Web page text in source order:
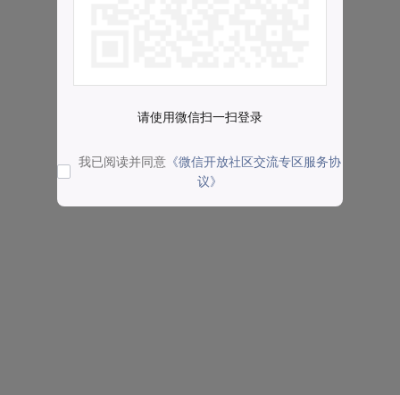
请使用微信扫一扫登录
我已阅读并同意 《微信开放社区交流专区服务协
议》